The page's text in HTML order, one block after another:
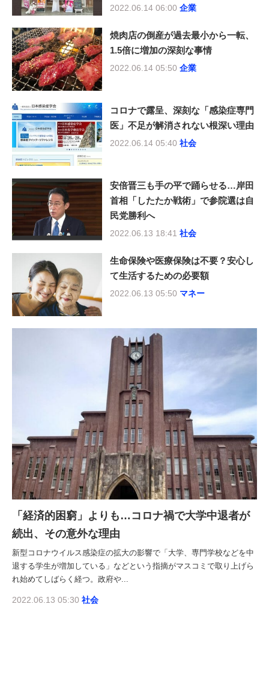
2022.06.14 06:00 企業
焼肉店の倒産が過去最小から一転、
1.5倍に増加の深刻な事情
2022.06.14 05:50 企業
コロナで露呈、深刻な「感染症専門
医」不足が解消されない根深い理由
2022.06.14 05:40 社会
安倍晋三も手の平で踊らせる…岸田
首相「したたか戦術」で参院選は自
民党勝利へ
2022.06.13 18:41 社会
生命保険や医療保険は不要？安心し
て生活するための必要額
2022.06.13 05:50 マネー
「経済的困窮」よりも…コロナ禍で大学中退者が
続出、その意外な理由
新型コロナウイルス感染症の拡大の影響で「大学、専門学校などを中
退する学生が増加している」などという指摘がマスコミで取り上げら
れ始めてしばらく経つ。政府や...
2022.06.13 05:30 社会